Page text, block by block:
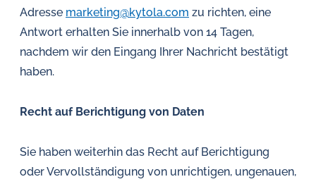
Adresse marketing@kytola.com zu richten, eine
Antwort erhalten Sie innerhalb von 14 Tagen,
nachdem wir den Eingang Ihrer Nachricht bestätigt
haben.
Recht auf Berichtigung von Daten
Sie haben weiterhin das Recht auf Berichtigung
oder Vervollständigung von unrichtigen, ungenauen,